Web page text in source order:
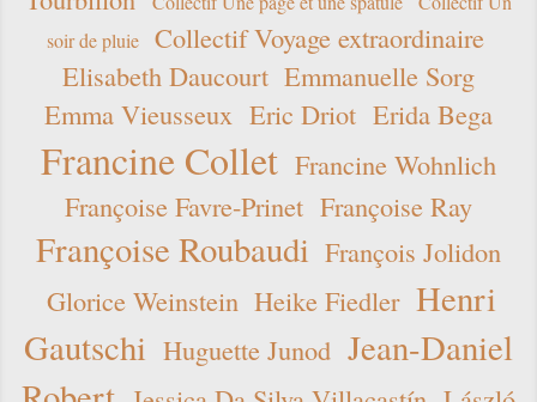
soir de pluie
Collectif Voyage extraordinaire
Elisabeth Daucourt Emmanuelle Sorg
Emma Vieusseux Eric Driot Erida Bega
Francine Collet Francine Wohnlich
Françoise Favre-Prinet Françoise Ray
Françoise Roubaudi François Jolidon
Glorice Weinstein Heike Fiedler Henri
Gautschi Huguette Junod Jean-Daniel